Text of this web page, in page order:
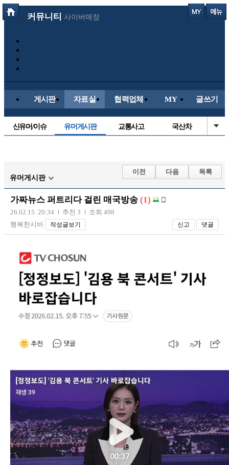
커뮤니티 사이버매장
게시판 자료실 협력업체 MY 글쓰기
신유머/이슈 유머게시판 교통사고 국산차
자유사진 군사/무기
트럭/버스
장착시공사진
유머게시판
이전 다음 목록
가짜뉴스 퍼트리다 걸린 매국방송 (1)
26.02.15 20:34 추천 3
조회 498
행복한시바
작성글보기 신고 댓글